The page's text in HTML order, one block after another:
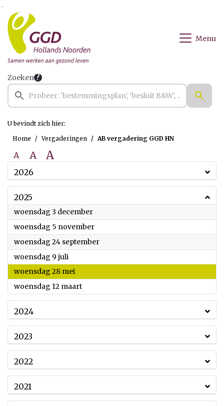
Ga naar de inhoud van deze pagina
Ga naar het zoeken
Ga naar het menu
Menu
Zoeken
U bevindt zich hier:
Home
Vergaderingen AB vergadering GGD HN
A A A
2026
2025
woensdag 3 december2025
woensdag 5 november2025
woensdag 24 september2025
woensdag 9 juli
woensdag 28 mei
woensdag 12 maart2025
2024
2023
2022
2021